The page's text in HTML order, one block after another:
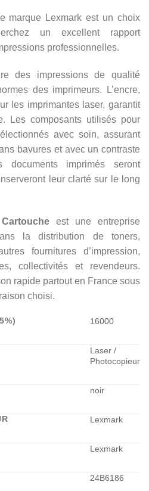
marque Lexmark est un choix
un excellent rapport
professionnelles.
des impressions de qualité
des imprimeurs. L’encre,
les imprimantes laser, garantit
Les composants utilisés pour
avec soin, assurant
bavures et avec un contraste
documents imprimés seront
leur clarté sur le long
est une entreprise
la distribution de toners,
fournitures d’impression,
collectivités et revendeurs.
rapide partout en France sous
choisi.
16000
Laser /
Photocopieur
noir
Lexmark
Lexmark
24B6186